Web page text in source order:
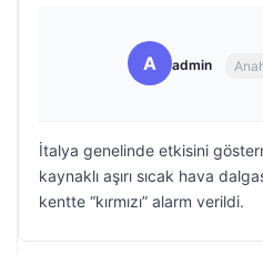
A admin
İtalya genelinde etkisini
kaynaklı aşırı sıcak hava
kentte “kırmızı” alarm verildi.